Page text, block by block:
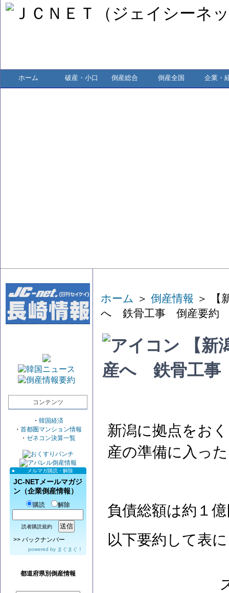
ホーム 破産・小口 倒産総合 倒産全国 企業・
コンテンツ
・ 韓国経済
・ 首都圏マンション情報
・ ゼネコン決算一覧
メルマガ購読・解除
JC-NETメールマガジ
ン（企業倒産情報）
購読 解除
読者購読規約
>> バックナンバー
powered by まぐまぐ！
都道府県別倒産情報
ホーム ＞ 倒産情報 ＞ 【
へ 鉄骨工事 倒産要約
【新
産へ 鉄骨工事
新潟に拠点をお
産の準備に入っ
負債総額は約１
以下要約して表